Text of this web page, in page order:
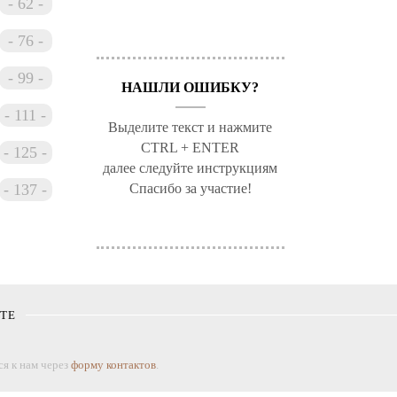
76
99
111
125
137
НАШЛИ ОШИБКУ?
Выделите текст и нажмите
CTRL + ENTER
далее следуйте инструкциям
Спасибо за участие!
к нам черезформу контактов